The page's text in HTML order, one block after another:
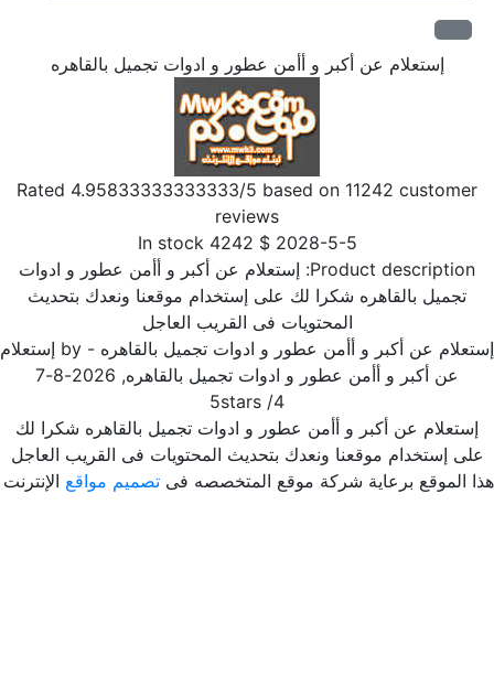
إستعلام عن أكبر و أأمن عطور و ادوات تجميل بالقاهره
Rated4.95833333333333 /5 based on11242customer
reviews
2028-5-5
$
4242
In stock
Product description: إستعلام عن أكبر و أأمن عطور و ادوات
تجميل بالقاهره شكرا لك على إستخدام موقعنا ونعدك بتحديث
المحتويات فى القريب العاجل
عن أكبر و أأمن عطور و ادوات تجميل بالقاهره- by
إستعلام
عن أكبر و أأمن عطور و ادوات تجميل بالقاهره,
2026-8-7
/
5stars
إستعلام عن أكبر و أأمن عطور و ادوات تجميل بالقاهره شكرا لك
إستخدام موقعنا ونعدك بتحديث المحتويات فى القريب العاجل
الموقع برعاية شركة موقع المتخصصه فىتصميم مواقعالإنترنت